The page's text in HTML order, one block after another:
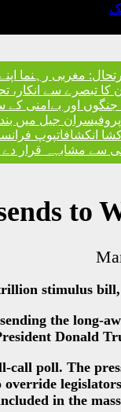
مغربی رہنما
کا تبصرے سے انکار،
جنگوں اور بےامنی
جیل میں بند
پوپ
مشابہہ قرار دے
to
stimulus
the long-
Donald
call poll. The
in the